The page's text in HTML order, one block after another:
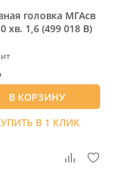
головка МГАсв
хв. 1,6 (499 018 B)
В КОРЗИНУ
В 1 КЛИК